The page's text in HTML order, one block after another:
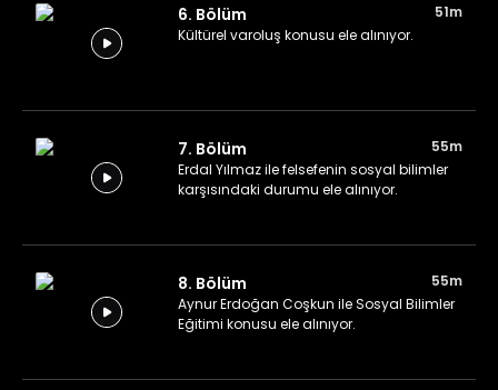
6. Bölüm
51m
Kültürel varoluş konusu ele alınıyor.
7. Bölüm
55m
Erdal Yılmaz ile felsefenin sosyal bilimler
karşısındaki durumu ele alınıyor.
8. Bölüm
55m
Aynur Erdoğan Coşkun ile Sosyal Bilimler
Eğitimi konusu ele alınıyor.